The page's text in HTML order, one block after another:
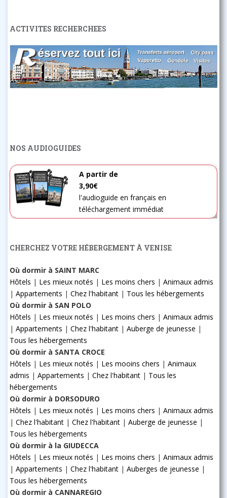
ACTIVITES RECHERCHEES
NOS AUDIOGUIDES
A partir de
3,90€
l'audioguide en français en
téléchargement immédiat
CHERCHEZ VOTRE HÉBERGEMENT À VENISE
Où dormir à SAINT MARC
Hôtels | Les mieux notés | Les moins chers | Animaux admis
| Appartements | Chez l'habitant | Tous les hébergements
Où dormir à SAN POLO
Hôtels | Les mieux notés | Les moins chers | Animaux admis
| Appartements | Chez l'habitant | Auberge de jeunesse |
Tous les hébergements
Où dormir à SANTA CROCE
Hôtels | Les mieux notés | Les mooins chers | Animaux
admis | Appartements | Chez l'habitant | Tous les
hébergements
Où dormir à DORSODURO
Hôtels | Les mieux notés | Les moins chers | Animaux admis
| Chez l'habitant | Chez l'habitant | Auberge de jeunesse |
Tous les hébergements
Où dormir à la GIUDECCA
Hôtels | Les mieux notés | Les moins chers | Animaux admis
| Appartements | Chez l'habitant | Auberges de jeunesse |
Tous les hébergements
Où dormir à CANNAREGIO